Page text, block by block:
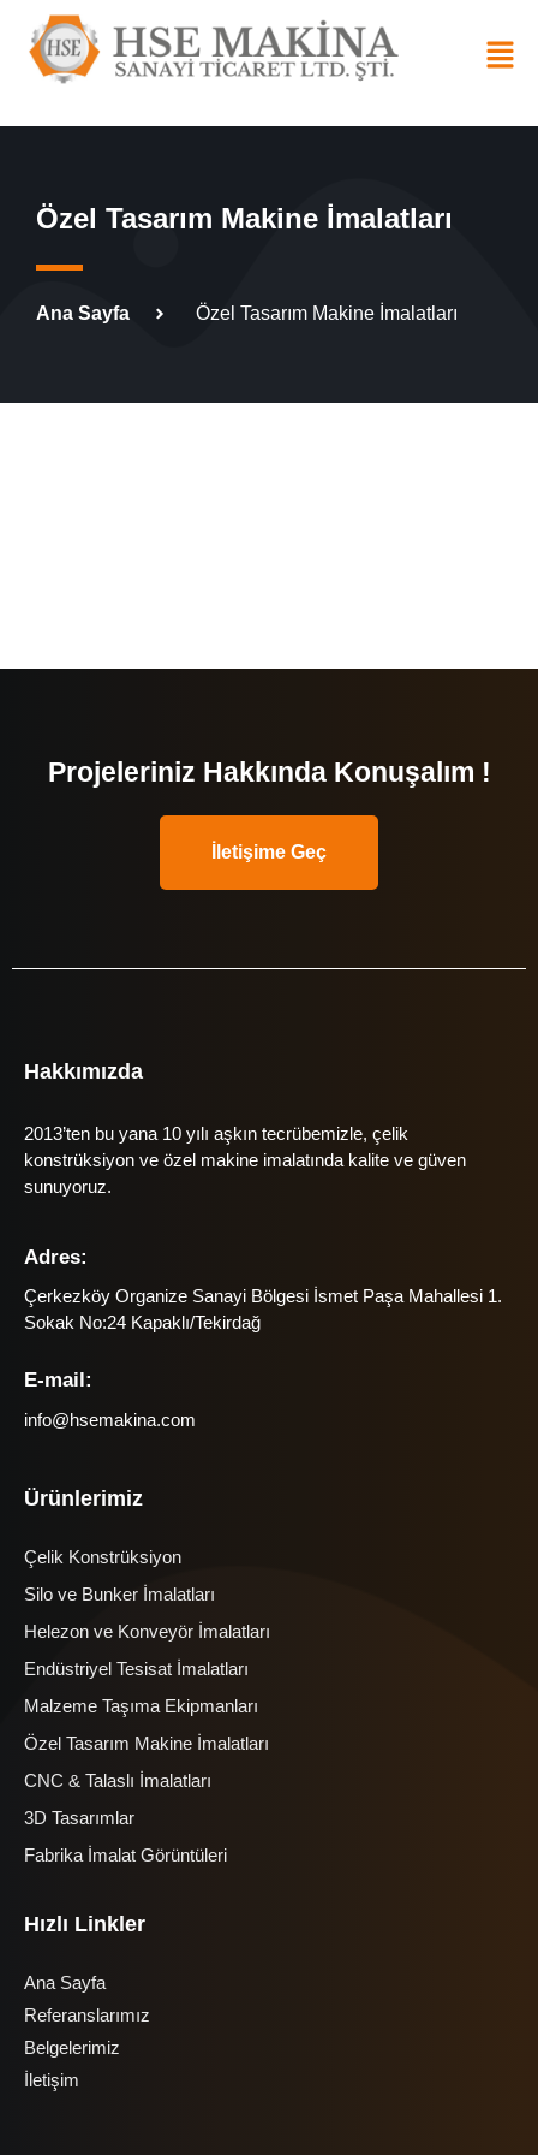
Özel Tasarım Makine İmalatları
Ana Sayfa Özel Tasarım Makine İmalatları
Projeleriniz Hakkında Konuşalım !
İletişime Geç
Hakkımızda
2013’ten bu yana 10 yılı aşkın tecrübemizle, çelik
konstrüksiyon ve özel makine imalatında kalite ve güven
sunuyoruz.
Adres:
Çerkezköy Organize Sanayi Bölgesi İsmet Paşa Mahallesi 1.
Sokak No:24 Kapaklı/Tekirdağ
E-mail:
info@hsemakina.com
Ürünlerimiz
Çelik Konstrüksiyon
Silo ve Bunker İmalatları
Helezon ve Konveyör İmalatları
Endüstriyel Tesisat İmalatları
Malzeme Taşıma Ekipmanları
Özel Tasarım Makine İmalatları
CNC & Talaslı İmalatları
3D Tasarımlar
Fabrika İmalat Görüntüleri
Hızlı Linkler
Ana Sayfa
Referanslarımız
Belgelerimiz
İletişim